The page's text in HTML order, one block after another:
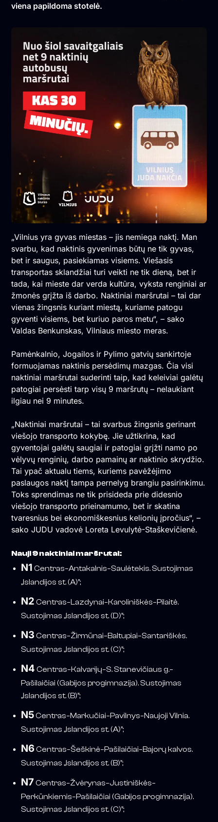
viena papildoma stotelė.
„Vilnius yra gyvas miestas – jis nemiega naktį. Man
svarbu, kad naktinis gyvenimas būtų ne tik gyvas,
bet ir saugus, pasiekiamas visiems. Viešasis
transportas sklandžiai turi veikti ne tik dieną, bet ir
tada, kai mieste dar verda kultūra, vyksta renginiai ar
žmonės grįžta iš darbo. Naktiniai maršrutai – tai dar
vienas žingsnis kuriant miestą, kuriame patogu
gyventi visiems, bet kuriuo paros metu“, – sako
Valdas Benkunskas, Vilniaus miesto meras.
Pamėnkalnio, Jogailos ir Pylimo gatvių sankirtoje
formuojamas naktinis persėdimų mazgas. Čia visi
naktiniai maršrutai suderinti taip, kad keleiviai galėtų
patogiai persėsti tarp visų 9 maršrutų – nelaukiant
ilgiau nei 9 minutes.
„Naktiniai maršrutai – tai svarbus žingsnis gerinant
viešojo transporto kokybę. Jie užtikrina, kad
gyventojai galėtų saugiai ir patogiai grįžti namo po
vėlyvų renginių, darbo pamainų ar naktinio skrydžio.
Tai ypač aktualu tiems, kuriems pavėžėjimo
paslaugos naktį tampa pernelyg brangiu pasirinkimu.
Toks sprendimas ne tik prisideda prie didesnio
viešojo transporto prieinamumo, bet ir skatina
tvaresnius bei ekonomiškesnius kelionių įpročius“, –
sako JUDU vadovė Loreta Levulytė-Staškevičienė.
Nauji 9 naktiniai maršrutai:
N1 Centras–Antakalnis–Saulėtekis. Sustojimas
„Islandijos st. (A)”;
N2 Centras–Lazdynai–Karoliniškės–Pilaitė.
Sustojimas „Islandijos st. (D)”;
N3 Centras–Žirmūnai–Baltupiai–Santariškės.
Sustojimas „Islandijos st. (C)”;
N4 Centras–Kalvarijų–S. Stanevičiaus g.–
Pašilaičiai (Gabijos progimnazija). Sustojimas
„Islandijos st. (B)”;
N5Centras–Markučiai–Pavilnys–Naujoji Vilnia.
Sustojimas „Islandijos st. (A)”;
N6 Centras–Šeškinė–Pašilaičiai–Bajorų kalvos.
Sustojimas „Islandijos st. (B)”;
N7 Centras–Žvėrynas–Justiniškės–
Perkūnkiemis–Pašilaičiai (Gabijos progimnazija).
Sustojimas „Islandijos st. (C)”;